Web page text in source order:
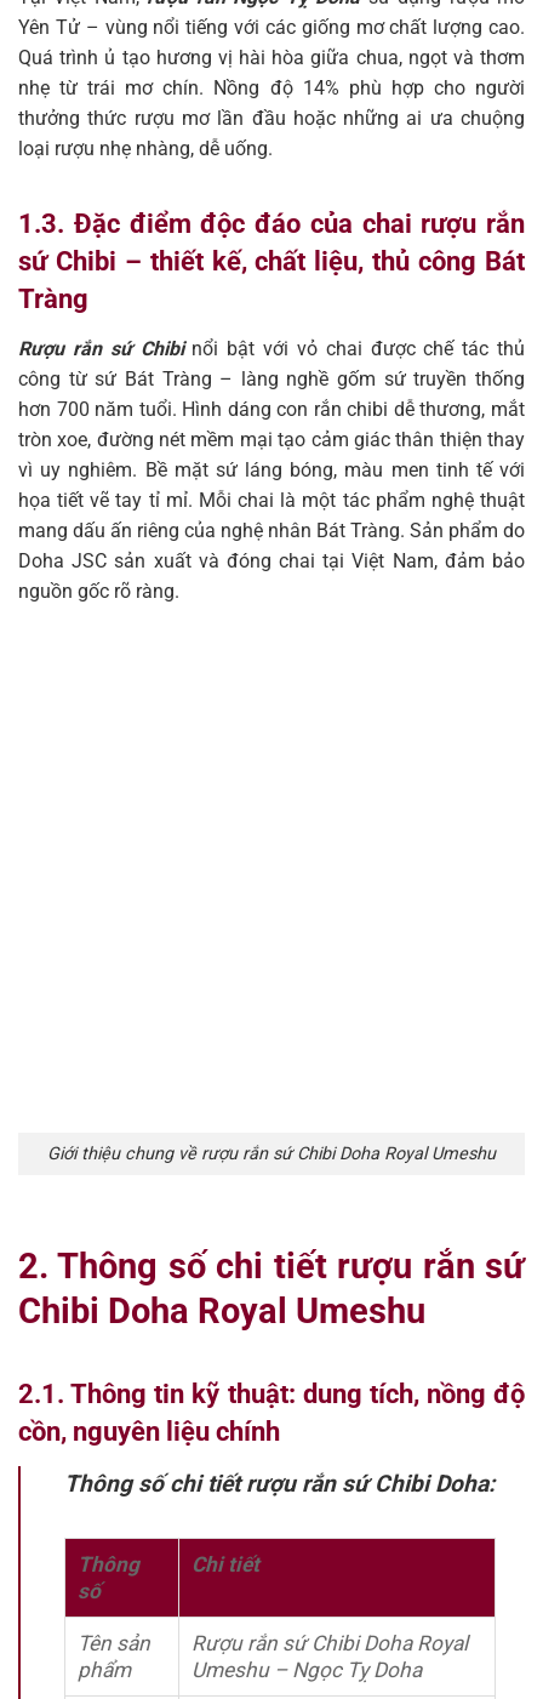
Yên Tử – vùng nổi tiếng với các giống mơ chất lượng cao.
Quá trình ủ tạo hương vị hài hòa giữa chua, ngọt và thơm
nhẹ từ trái mơ chín. Nồng độ 14% phù hợp cho người
thưởng thức rượu mơ lần đầu hoặc những ai ưa chuộng
loại rượu nhẹ nhàng, dễ uống.
1.3. Đặc điểm độc đáo của chai rượu rắn
sứ Chibi – thiết kế, chất liệu, thủ công Bát
Tràng
Rượu rắn sứ Chibinổi bật với vỏ chai được chế tác thủ
công từ sứ Bát Tràng – làng nghề gốm sứ truyền thống
hơn 700 năm tuổi. Hình dáng con rắn chibi dễ thương, mắt
tròn xoe, đường nét mềm mại tạo cảm giác thân thiện thay
vì uy nghiêm. Bề mặt sứ láng bóng, màu men tinh tế với
họa tiết vẽ tay tỉ mỉ. Mỗi chai là một tác phẩm nghệ thuật
mang dấu ấn riêng của nghệ nhân Bát Tràng. Sản phẩm do
Doha JSC sản xuất và đóng chai tại Việt Nam, đảm bảo
nguồn gốc rõ ràng.
Giới thiệu chung về rượu rắn sứ Chibi Doha Royal Umeshu
2. Thông số chi tiết rượu rắn sứ
Chibi Doha Royal Umeshu
2.1. Thông tin kỹ thuật: dung tích, nồng độ
cồn, nguyên liệu chính
Thông số chi tiết rượu rắn sứ Chibi Doha:
Thông
số
Chi tiết
Tên sản
phẩm
Rượu rắn sứ Chibi Doha Royal
Umeshu – Ngọc Tỵ Doha